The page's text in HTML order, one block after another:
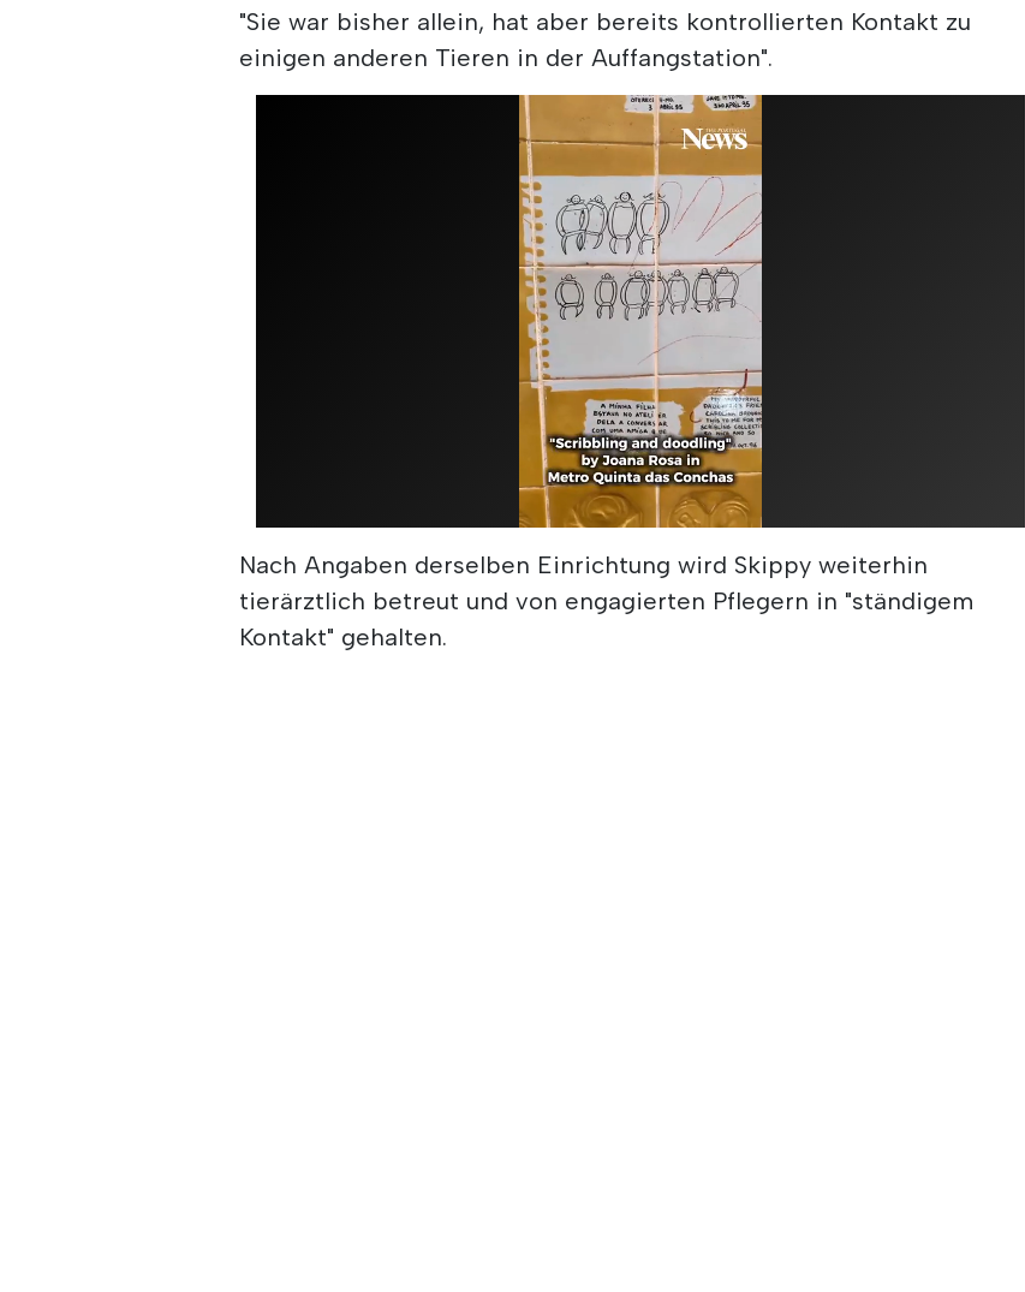
"Sie war bisher allein, hat aber bereits kontrollierten Kontakt zu
einigen anderen Tieren in der Auffangstation".
Nach Angaben derselben Einrichtung wird Skippy weiterhin
tierärztlich betreut und von engagierten Pflegern in "ständigem
Kontakt" gehalten.